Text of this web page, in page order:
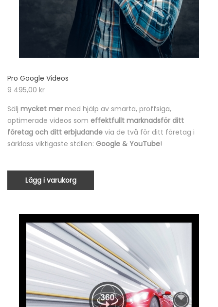
Pro Google Videos
9 495,00 kr
Sälj mycket mer med hjälp av smarta, proffsiga,
optimerade videos som effektfullt marknadsför ditt
företag och ditt erbjudande via de två för ditt företag i
särklass viktigaste ställen: Google & YouTube!
Lägg i varukorg